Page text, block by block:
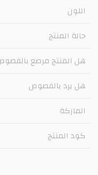
اللون
حالة المنتج
هل المنتج مرصع
هل يرد بالفصوص
الماركة
كود المنتج